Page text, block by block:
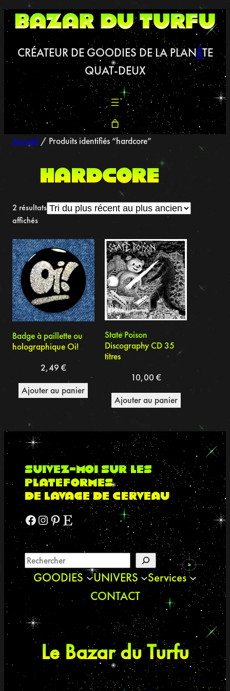
Aller
au
CRÉATEUR DE GOODIES DE LA PLANÈTE
QUAT-DEUX
Accueil / Produits identifiés “hardcore”
hardcore
2 résultats
affichésTrié
plus
récent
au
plus
ancien
Badge à paillette ou
holographique Oi!
2,49 €
Ajouter au panier
State Poison
Discography CD 35
titres
10,00 €
Ajouter au panier
suivez-moi sur les
plateformes
de lavage de cerveau
Facebook Instagram Pinterest Etsy
GOODIES UNIVERS
Services
CONTACT
Le Bazar du Turfu